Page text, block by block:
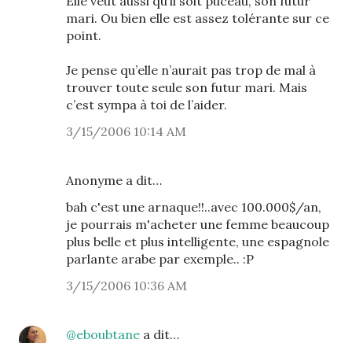
mari. Ou bien elle est assez tolérante sur ce
point.
Je pense qu’elle n’aurait pas trop de mal à
trouver toute seule son futur mari. Mais
c’est sympa à toi de l’aider.
3/15/2006 10:14 AM
Anonyme a dit…
bah c'est une arnaque!!..avec 100.000$/an,
je pourrais m'acheter une femme beaucoup
plus belle et plus intelligente, une espagnole
parlante arabe par exemple.. :P
3/15/2006 10:36 AM
@eboubtane a dit…